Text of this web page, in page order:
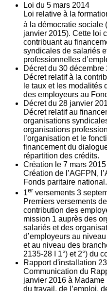
Loi du 5 mars 2014
Loi relative à la
à la démocratie sociale
janvier 2015). Cette loi
contribuant au
syndicales de salariés
professionnelles
Décret du 30 décembre
Décret relatif à la
le taux et les modalités
des employeurs au
Décret du 28 janvier
Décret relatif au
organisations
organisations
l’organisation et le
financement du
répartition des crédits.
Création le 7 mars 2015
Création de l’AGFPN,
Fonds paritaire national.
1er versements 3
Premiers versements
contribution des
mission 1 auprès des
salariés et des
d’employeurs au
et au niveau des
2135‐28 I 1°) et 2°) du
Rapport d'installation 23
Communication du
janvier 2016 à
du travail, de l’emploi,